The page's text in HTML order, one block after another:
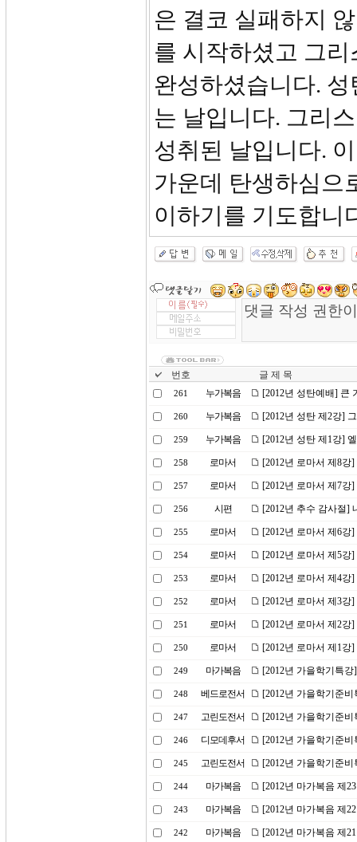
은 결코 실패하지
를 시작하셨고 그
완성하셨습니다.
는 날입니다. 그리
성취된 날입니다.
가운데 탄생하심으
이하기를 기도합니
번호 글 제 목
261 누가복음 [2012년 성탄예배] 큰
260 누가복음 [2012년 성탄 제2강]
259 누가복음 [2012년 성탄 제1강]
258 로마서 [2012년 로마서 제8강
257 로마서 [2012년 로마서 제7강
256 시편 [2012년 추수 감사절]
255 로마서 [2012년 로마서 제6강
254 로마서 [2012년 로마서 제5강
253 로마서 [2012년 로마서 제4강
252 로마서 [2012년 로마서 제3
251 로마서 [2012년 로마서 제2강
250 로마서 [2012년 로마서 제1강
249 마가복음 [2012년 가을학기특
248 베드로전서 [2012년 가을학기준
247 고린도전서 [2012년 가을학기준
246 디모데후서 [2012년 가을학기준
245 고린도전서 [2012년 가을학기준
244 마가복음 [2012년 마가복음 제
243 마가복음 [2012년 마가복음 제
242 마가복음 [2012년 마가복음 제